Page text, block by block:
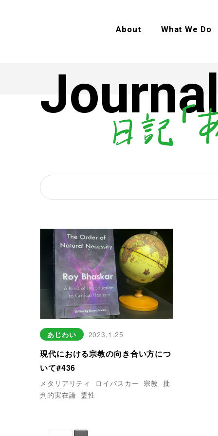
About What We Do
あじわい 2023.1.25
現代における宗教の向き合い方につ
いて#436
メタリアリティ ロイバスカー 宗教
批
判的実在論 霊性